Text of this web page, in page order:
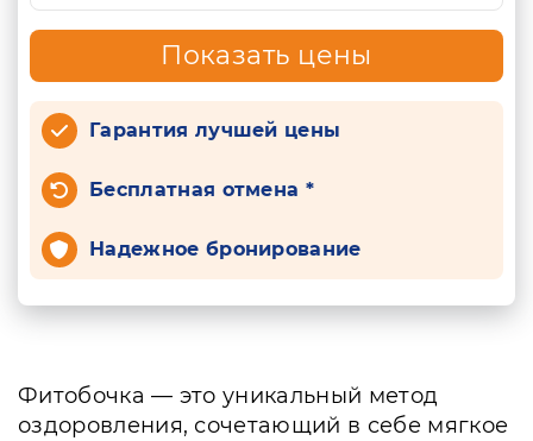
Показать цены
Гарантия лучшей цены
Бесплатная отмена *
Надежное бронирование
Фитобочка — это уникальный метод
оздоровления, сочетающий в себе мягкое